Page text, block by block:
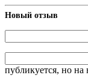
Новый отзыв
публикуется, но